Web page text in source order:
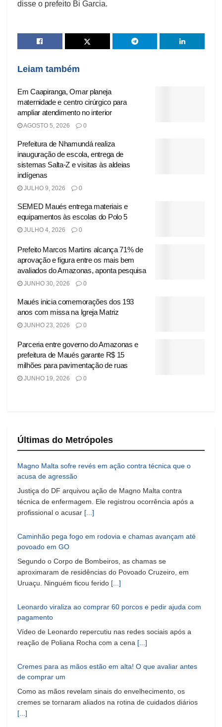
disse o prefeito Bi Garcia.
Leiam também
Em Caapiranga, Omar planeja
maternidade e centro cirúrgico para
ampliar atendimento no interior
AGOSTO 5, 2026 0
Prefeitura de Nhamundá realiza
inauguração de escola, entrega de
sistemas Salta-Z e visitas às aldeias
indígenas
JULHO 9, 2026 0
SEMED Maués entrega materiais e
equipamentos às escolas do Polo 5
JULHO 4, 2026 0
Prefeito Marcos Martins alcança 71% de
aprovação e figura entre os mais bem
avaliados do Amazonas, aponta pesquisa
JUNHO 30, 2026 0
Maués inicia comemorações dos 193
anos com missa na Igreja Matriz
JUNHO 23, 2026 0
Parceria entre governo do Amazonas e
prefeitura de Maués garante R$ 15
milhões para pavimentação de ruas
JUNHO 19, 2026 0
Últimas do Metrópoles
Magno Malta sofre revés em ação contra técnica que o
acusa de agressão
Justiça do DF arquivou ação de Magno Malta contra
técnica de enfermagem. Ele registrou ocorrência após a
profissional o acusar [...]
Caminhão pega fogo em rodovia e chamas avançam até
povoado em GO
Segundo o Corpo de Bombeiros, as chamas se
aproximaram de residências do Povoado Cruzeiro, em
Uruaçu. Ninguém ficou ferido [...]
Leonardo viraliza ao comprar 60 porcos e pedir ajuda com
pagamento
Vídeo de Leonardo repercutiu nas redes sociais após a
reação de Poliana Rocha com a cena [...]
Cremes para as mãos estão em alta! O que avaliar antes
de comprar um
Como as mãos revelam sinais do envelhecimento, os
cremes se tornaram aliados na rotina de cuidados diários
[...]